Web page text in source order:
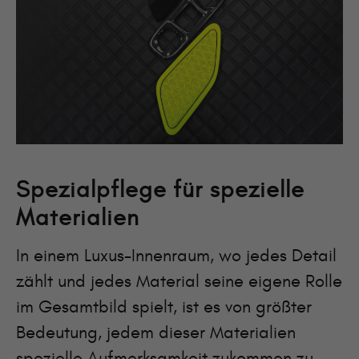
Spezialpflege für spezielle
Materialien
In einem Luxus-Innenraum, wo jedes Detail
zählt und jedes Material seine eigene Rolle
im Gesamtbild spielt, ist es von größter
Bedeutung, jedem dieser Materialien